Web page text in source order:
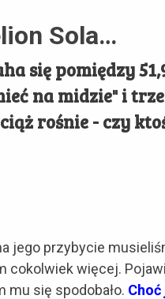
Sola…
się pomiędzy
na midzie" i
rośnie - czy
jego przybycie
cokolwiek więcej.
mu się spodobało.